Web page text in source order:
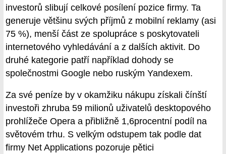
investorů slibují celkové posílení pozice firmy. Ta
generuje většinu svých příjmů z mobilní reklamy (asi
75 %), menší část ze spolupráce s poskytovateli
internetového vyhledávání a z dalších aktivit. Do
druhé kategorie patří například dohody se
společnostmi Google nebo ruským Yandexem.
Za své peníze by v okamžiku nákupu získali čínští
investoři zhruba 59 milionů uživatelů desktopového
prohlížeče Opera a přibližně 1,6procentní podíl na
světovém trhu. S velkým odstupem tak podle dat
firmy Net Applications pozoruje pětici